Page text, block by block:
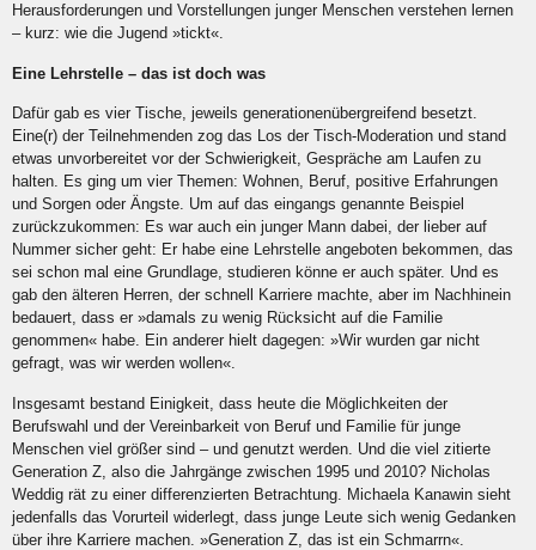
Herausforderungen und Vorstellungen junger Menschen verstehen lernen
– kurz: wie die Jugend »tickt«.
Eine Lehrstelle – das ist doch was
Dafür gab es vier Tische, jeweils generationenübergreifend besetzt.
Eine(r) der Teilnehmenden zog das Los der Tisch-Moderation und stand
etwas unvorbereitet vor der Schwierigkeit, Gespräche am Laufen zu
halten. Es ging um vier Themen: Wohnen, Beruf, positive Erfahrungen
und Sorgen oder Ängste. Um auf das eingangs genannte Beispiel
zurückzukommen: Es war auch ein junger Mann dabei, der lieber auf
Nummer sicher geht: Er habe eine Lehrstelle angeboten bekommen, das
sei schon mal eine Grundlage, studieren könne er auch später. Und es
gab den älteren Herren, der schnell Karriere machte, aber im Nachhinein
bedauert, dass er »damals zu wenig Rücksicht auf die Familie
genommen« habe. Ein anderer hielt dagegen: »Wir wurden gar nicht
gefragt, was wir werden wollen«.
Insgesamt bestand Einigkeit, dass heute die Möglichkeiten der
Berufswahl und der Vereinbarkeit von Beruf und Familie für junge
Menschen viel größer sind – und genutzt werden. Und die viel zitierte
Generation Z, also die Jahrgänge zwischen 1995 und 2010? Nicholas
Weddig rät zu einer differenzierten Betrachtung. Michaela Kanawin sieht
jedenfalls das Vorurteil widerlegt, dass junge Leute sich wenig Gedanken
über ihre Karriere machen. »Generation Z, das ist ein Schmarrn«